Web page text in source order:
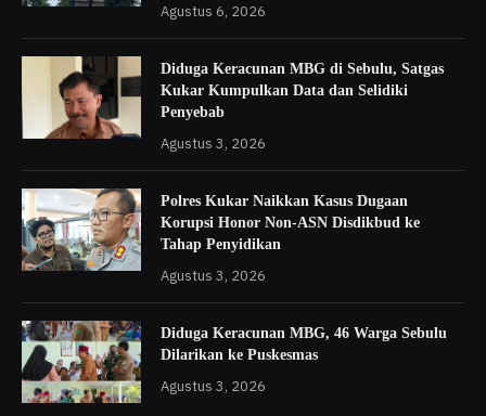
Agustus 6, 2026
Diduga Keracunan MBG di Sebulu, Satgas
Kukar Kumpulkan Data dan Selidiki
Penyebab
Agustus 3, 2026
Polres Kukar Naikkan Kasus Dugaan
Korupsi Honor Non-ASN Disdikbud ke
Tahap Penyidikan
Agustus 3, 2026
Diduga Keracunan MBG, 46 Warga Sebulu
Dilarikan ke Puskesmas
Agustus 3, 2026